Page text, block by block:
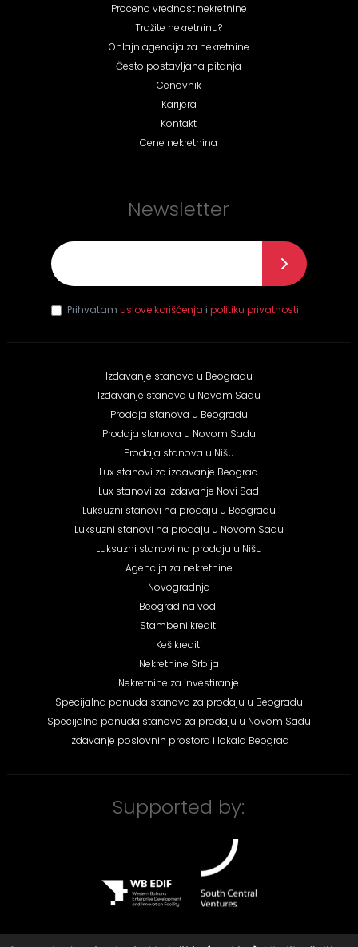
Procena vrednost nekretnine
Tražite nekretninu?
Onlajn agencija za nekretnine
Često postavljana pitanja
Cenovnik
Karijera
Kontakt
Cene nekretnina
Newsletter
Prihvatam uslove korišćenja i politiku privatnosti
Izdavanje stanova u Beogradu
Izdavanje stanova u Novom Sadu
Prodaja stanova u Beogradu
Prodaja stanova u Novom Sadu
Prodaja stanova u Nišu
Lux stanovi za izdavanje Beograd
Lux stanovi za izdavanje Novi Sad
Luksuzni stanovi na prodaju u Beogradu
Luksuzni stanovi na prodaju u Novom Sadu
Luksuzni stanovi na prodaju u Nišu
Agencija za nekretnine
Novogradnja
Beograd na vodi
Stambeni krediti
Keš krediti
Nekretnine Srbija
Nekretnine za investiranje
Specijalna ponuda stanova za prodaju u Beogradu
Specijalna ponuda stanova za prodaju u Novom Sadu
Izdavanje poslovnih prostora i lokala Beograd
Supported by: